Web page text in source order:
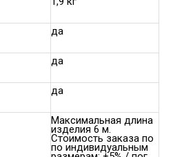
да
да
да
Максимальная длина
изделия 6 м.
Стоимость заказа по
по индивидуальным